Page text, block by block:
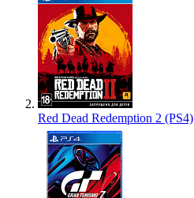
Red Dead Redemption 2 (PS4)